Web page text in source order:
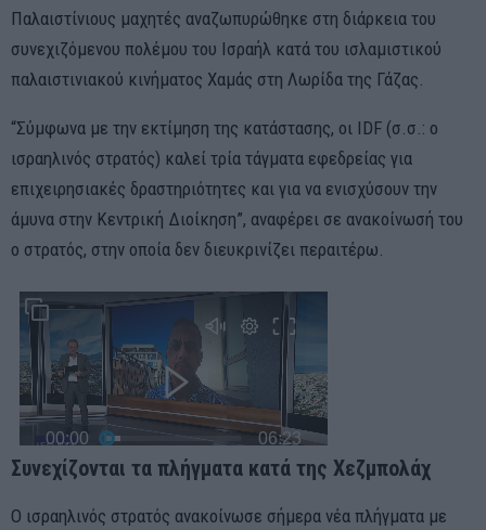
Παλαιστίνιους μαχητές αναζωπυρώθηκε στη διάρκεια του
συνεχιζόμενου πολέμου του Ισραήλ κατά του ισλαμιστικού
παλαιστινιακού κινήματος Χαμάς στη Λωρίδα της Γάζας.
“Σύμφωνα με την εκτίμηση της κατάστασης, οι IDF (σ.σ.: ο
ισραηλινός στρατός) καλεί τρία τάγματα εφεδρείας για
επιχειρησιακές δραστηριότητες και για να ενισχύσουν την
άμυνα στην Κεντρική Διοίκηση”, αναφέρει σε ανακοίνωσή του
ο στρατός, στην οποία δεν διευκρινίζει περαιτέρω.
Συνεχίζονται τα πλήγματα κατά της Χεζμπολάχ
Ο ισραηλινός στρατός ανακοίνωσε σήμερα νέα πλήγματα με